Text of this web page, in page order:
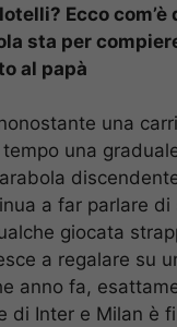
Ecco
sta per
al papà
una
una
a far parlare di
giocata
a regalare su
anno fa,
di Inter e Milan è